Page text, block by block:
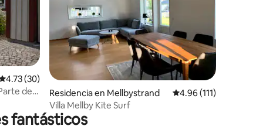
promedio: 4.73 de 5; 30 evaluaciones
4.73 (30)
de
Residencia en Mellbystrand Calificación promedio:
4.96 (111)
Villa Mellby Kite Surf
fantásticos